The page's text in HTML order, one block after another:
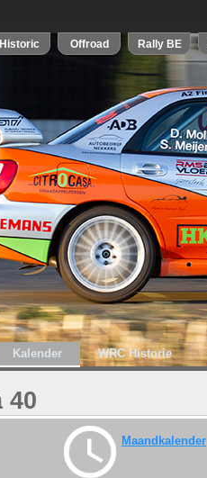
Kalender WRC Historie
40
Maandkalender